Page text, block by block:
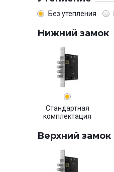
Без утепления
Нижний замок
Стандартная
комплектация
Верхний замок